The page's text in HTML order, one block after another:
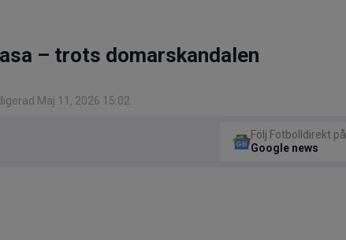
– trots domarskandalen
Maj 11, 2026 15:02
Följ Fotbolldirekt på
Google news